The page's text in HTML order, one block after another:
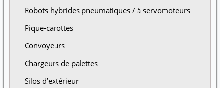
Robots hybrides pneumatiques / à servomoteurs
Pique-carottes
Convoyeurs
Chargeurs de palettes
Silos d’extérieur